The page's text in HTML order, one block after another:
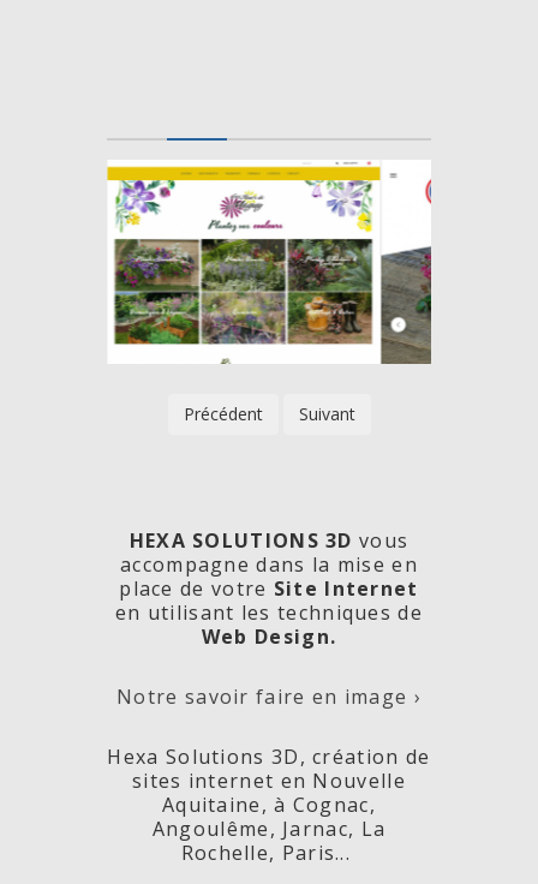
Les
Précédent Suivant
HEXA SOLUTIONS 3D vous
accompagne dans la mise en
place de votre Site Internet
en utilisant les techniques de
Web Design.
Notre savoir faire en image ›
Hexa Solutions 3D, création de
sites internet en Nouvelle
Aquitaine, à Cognac,
Angoulême, Jarnac, La
Rochelle, Paris...